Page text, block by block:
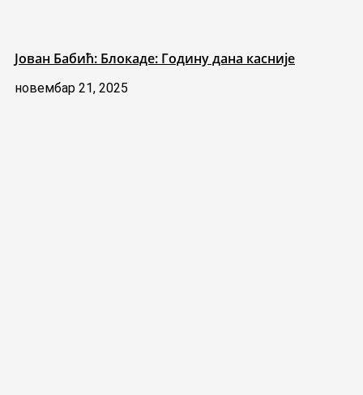
Јован Бабић: Блокаде: Годину дана касније
новембар 21, 2025